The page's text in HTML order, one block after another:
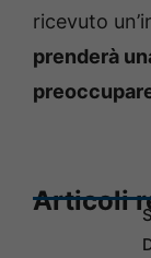
ricevuto
prenderà
Articoli